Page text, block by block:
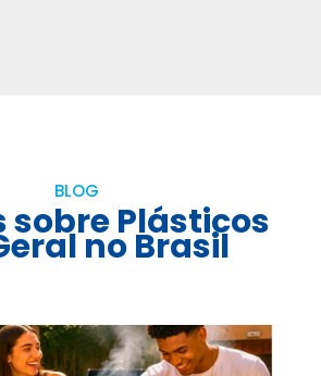
BLOG
sobre Plásticos
no Brasil